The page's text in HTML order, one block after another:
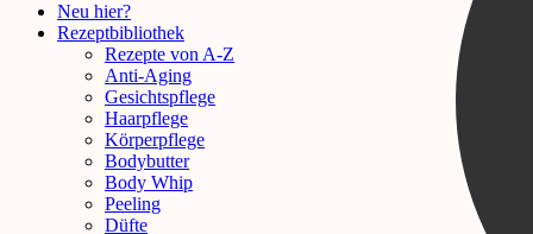
Neu hier?
Rezeptbibliothek
Rezepte von A-Z
Anti-Aging
Gesichtspflege
Haarpflege
Körperpflege
Bodybutter
Body Whip
Peeling
Düfte